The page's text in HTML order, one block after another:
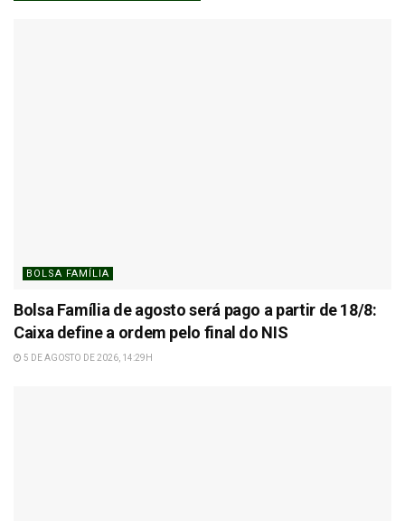
BOLSA FAMÍLIA
Bolsa Família de agosto será pago a partir de 18/8:
Caixa define a ordem pelo final do NIS
5 DE AGOSTO DE 2026, 14:29H